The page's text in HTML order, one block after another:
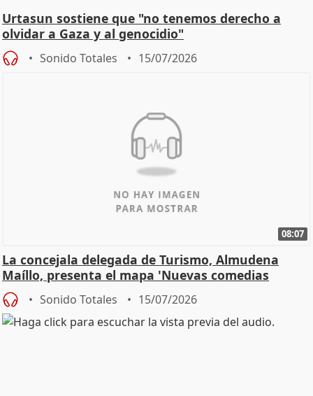
Urtasun sostiene que "no tenemos derecho a
olvidar a Gaza y al genocidio"
Sonido Totales 15/07/2026
08:07
La concejala delegada de Turismo, Almudena
Maíllo, presenta el mapa 'Nuevas comedias
madrileñas'
Sonido Totales 15/07/2026